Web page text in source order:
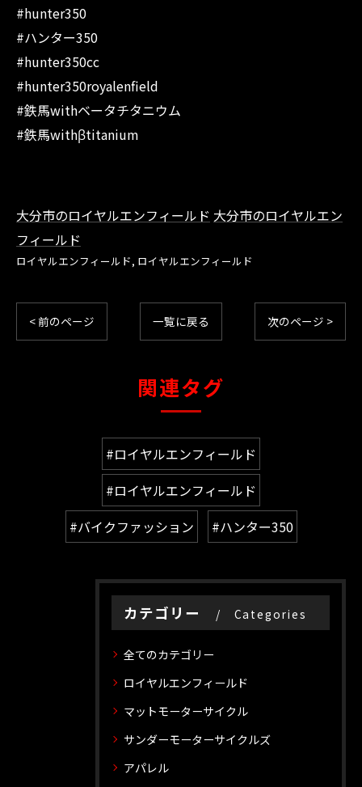
#hunter350
#ハンター350
#hunter350cc
#hunter350royalenfield
#鉄馬withベータチタニウム
#鉄馬withβtitanium
大分市のロイヤルエンフィールド 大分市のロイヤルエン
フィールド
ロイヤルエンフィールド ロイヤルエンフィールド
< 前のページ 一覧に戻る 次のページ >
関連タグ
#ロイヤルエンフィールド
#ロイヤルエンフィールド
#バイクファッション
#ハンター350
カテゴリー Categories
全てのカテゴリー
ロイヤルエンフィールド
マットモーターサイクル
サンダーモーターサイクルズ
アパレル